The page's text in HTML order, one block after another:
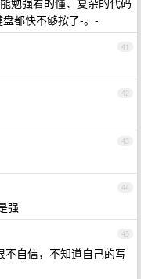
都快不够按了-。-
41
42
43
44
强
45
不自信，不知道自己的写